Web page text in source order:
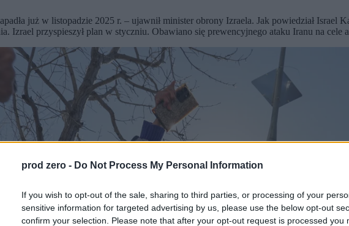
prod zero - Do Not Process My Personal Information
If you wish to opt-out of the sale, sharing to third parties, or processing of your
sensitive information for targeted advertising by us, please use the below opt-out
confirm your selection. Please note that after your opt-out request is processed you
już w listopadzie 2025 r. – ujawnił minister obrony Izraela. Jak powiedział Israel
Izrael przyspieszył plan w styczniu. Obawiano się prewencyjnego ataku Iranu na cele